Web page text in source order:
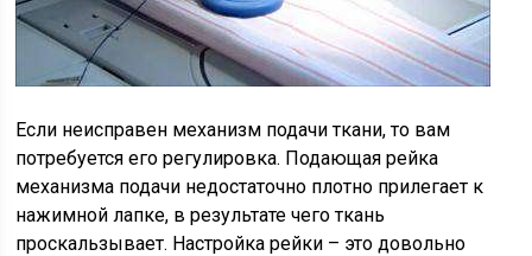
Если неисправен механизм подачи ткани, то вам
потребуется его регулировка. Подающая рейка
механизма подачи недостаточно плотно прилегает к
нажимной лапке, в результате чего ткань
проскальзывает. Настройка рейки – это довольно